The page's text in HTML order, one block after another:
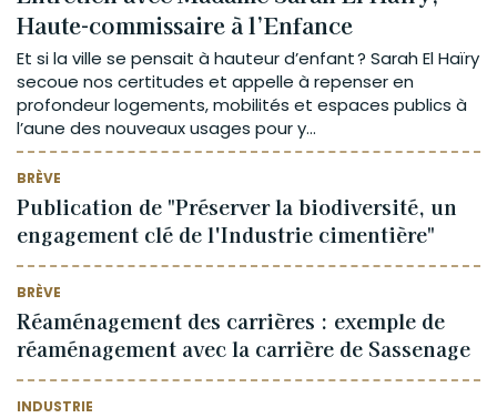
Haute-commissaire à l’Enfance
Et si la ville se pensait à hauteur d’enfant ? Sarah El Haïry
secoue nos certitudes et appelle à repenser en
profondeur logements, mobilités et espaces publics à
l’aune des nouveaux usages pour y...
BRÈVE
Publication de "Préserver la biodiversité, un
engagement clé de l'Industrie cimentière"
BRÈVE
Réaménagement des carrières : exemple de
réaménagement avec la carrière de Sassenage
INDUSTRIE